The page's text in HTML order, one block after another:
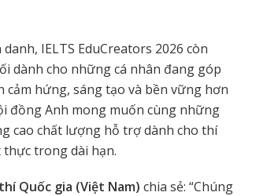
IELTS EduCreators 2026 còn
dành cho những cá nhân đang góp
cảm hứng, sáng tạo và bền vững hơn
đồng Anh mong muốn cùng những
cao chất lượng hỗ trợ dành cho thí
trong dài hạn.
Quốc gia (Việt Nam) chia sẻ: “Chúng